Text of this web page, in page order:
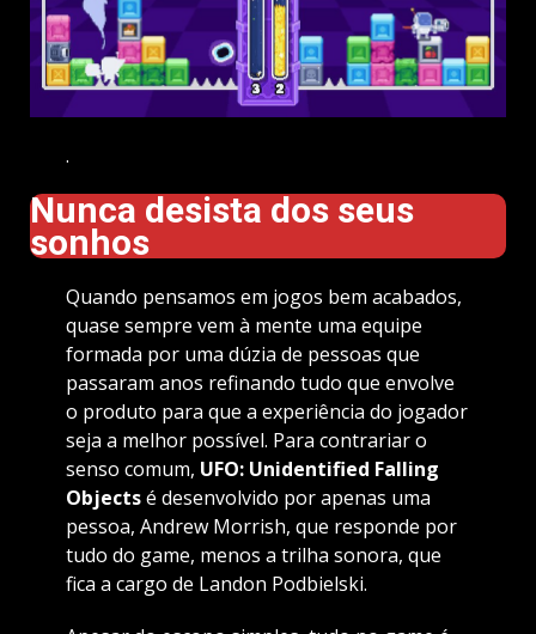
.
Nunca desista dos seus
sonhos
Quando pensamos em jogos bem acabados,
quase sempre vem à mente uma equipe
formada por uma dúzia de pessoas que
passaram anos refinando tudo que envolve
o produto para que a experiência do jogador
seja a melhor possível. Para contrariar o
senso comum, UFO: Unidentified Falling
Objectsé desenvolvido por apenas uma
pessoa, Andrew Morrish, que responde por
tudo do game, menos a trilha sonora, que
fica a cargo de Landon Podbielski.